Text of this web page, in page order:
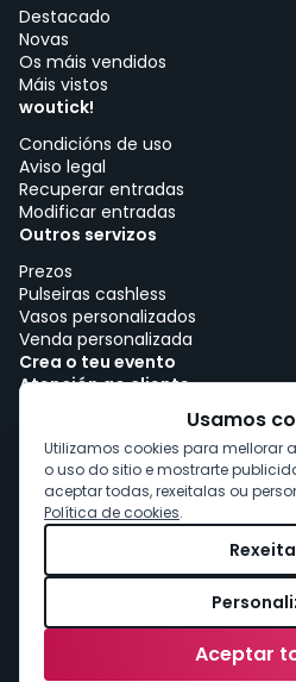
Destacado
Novas
Os máis vendidos
Máis vistos
woutick!
Condicións de uso
Aviso legal
Recuperar entradas
Modificar entradas
Outros servizos
Prezos
Pulseiras cashless
Vasos personalizados
Venda personalizada
Crea o teu evento
Atención ao cliente
Traballar con woutick!
Consentimento de cookies
Usamos
Utilizamos cookies para mellorar
o uso do sitio e mostrarte
aceptar todas, rexeitalas ou
Política de cookies.
Aceptar